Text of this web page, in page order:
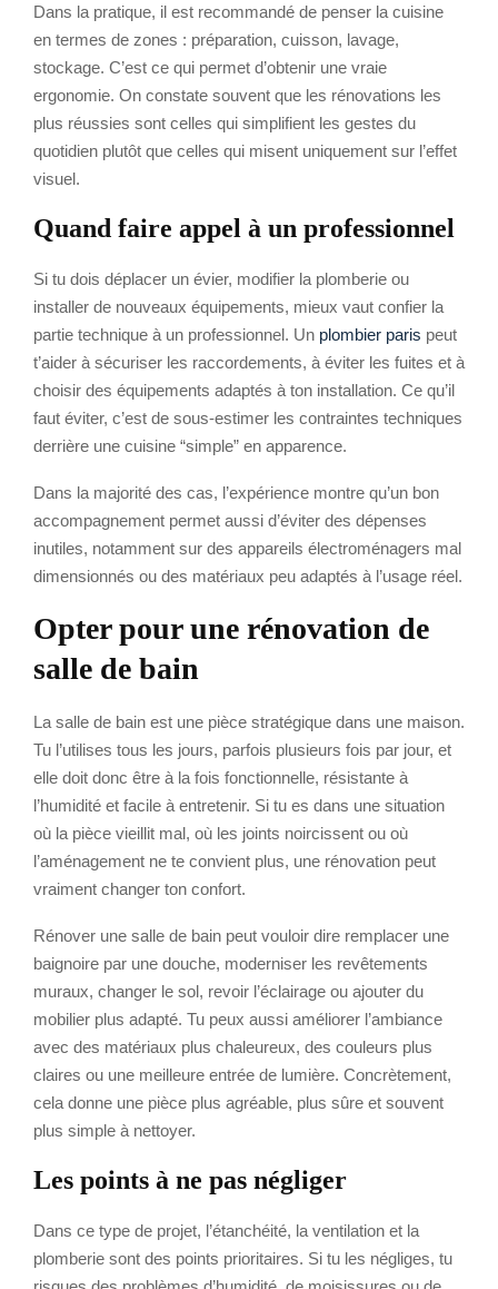
Dans la pratique, il est recommandé de penser la cuisine
en termes de zones : préparation, cuisson, lavage,
stockage. C’est ce qui permet d’obtenir une vraie
ergonomie. On constate souvent que les rénovations les
plus réussies sont celles qui simplifient les gestes du
quotidien plutôt que celles qui misent uniquement sur l’effet
visuel.
Quand faire appel à un professionnel
Si tu dois déplacer un évier, modifier la plomberie ou
installer de nouveaux équipements, mieux vaut confier la
partie technique à un professionnel. Un plombier paris peut
t’aider à sécuriser les raccordements, à éviter les fuites et à
choisir des équipements adaptés à ton installation. Ce qu’il
faut éviter, c’est de sous-estimer les contraintes techniques
derrière une cuisine “simple” en apparence.
Dans la majorité des cas, l’expérience montre qu’un bon
accompagnement permet aussi d’éviter des dépenses
inutiles, notamment sur des appareils électroménagers mal
dimensionnés ou des matériaux peu adaptés à l’usage réel.
Opter pour une rénovation de
salle de bain
La salle de bain est une pièce stratégique dans une maison.
Tu l’utilises tous les jours, parfois plusieurs fois par jour, et
elle doit donc être à la fois fonctionnelle, résistante à
l’humidité et facile à entretenir. Si tu es dans une situation
où la pièce vieillit mal, où les joints noircissent ou où
l’aménagement ne te convient plus, une rénovation peut
vraiment changer ton confort.
Rénover une salle de bain peut vouloir dire remplacer une
baignoire par une douche, moderniser les revêtements
muraux, changer le sol, revoir l’éclairage ou ajouter du
mobilier plus adapté. Tu peux aussi améliorer l’ambiance
avec des matériaux plus chaleureux, des couleurs plus
claires ou une meilleure entrée de lumière. Concrètement,
cela donne une pièce plus agréable, plus sûre et souvent
plus simple à nettoyer.
Les points à ne pas négliger
Dans ce type de projet, l’étanchéité, la ventilation et la
plomberie sont des points prioritaires. Si tu les négliges, tu